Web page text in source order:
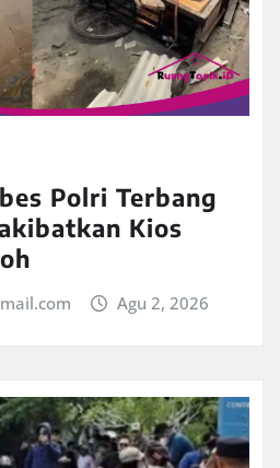
Polri Terbang
Kios
Agu 2, 2026